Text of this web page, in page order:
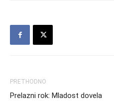
PRETHODNO
Prelazni rok: Mladost dovela